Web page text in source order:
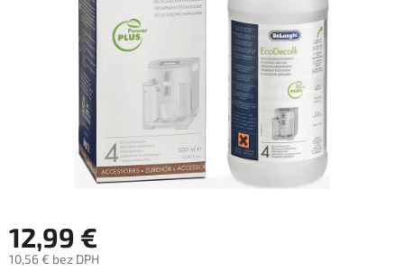
12,99 €
10,56 € bez DPH